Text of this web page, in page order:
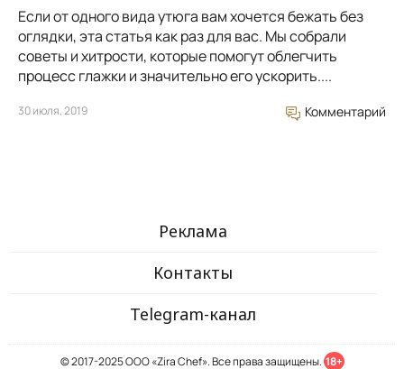
Если от одного вида утюга вам хочется бежать без
оглядки, эта статья как раз для вас. Мы собрали
советы и хитрости, которые помогут облегчить
процесс глажки и значительно его ускорить....
30 июля, 2019 Комментарий
Реклама
Контакты
Telegram-канал
© 2017-2025 ООО «Zira Chef». Все права защищены. 18+